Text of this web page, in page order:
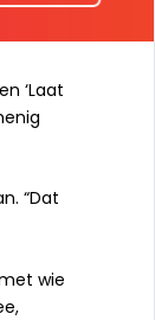
‘Laat
“Dat
wie